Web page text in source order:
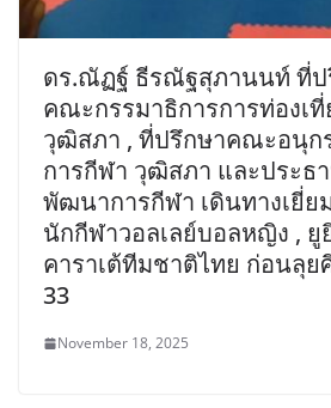
ดร.ณัฏฐ์ ธีรณัฐสุภานนท์ ที่
คณะกรรมาธิการการท่องเ
วุฒิสภา , ที่ปรึกษาคณะอนุก
การกีฬา วุฒิสภา และประธ
พัฒนาการกีฬา เดินทางเยี่ย
นักกีฬาวอลเลย์บอลหญิง , ยู
คาราเต้ทีมชาติไทย ก่อนลุย
33
November 18, 2025